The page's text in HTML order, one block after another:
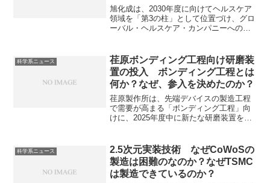
か？
旭化成は、2030年度に向けてヘルスケア
領域を「第3の柱」として位置づけ、グロ
ーバル・ヘルスケア・カンパニーへの変
較し、小さい売り上げになっているもの
の、ヘルスケアは今後の成長のために欠
かせないものとしています。どんな事業
があるのか、なぜヘルスケアに力を入れ
るのかを知ることができます。
科学系ニュース
荏原ボンディング工程向け研磨装
置の投入 ボンディング工程とは
何か？なぜ、参入を決めたのか？
荏原製作所は、先端デバイスの製造工程
で需要が高まる「ボンディング工程」向
けに、2025年度中に新たな研磨装置を市
の一つであり、半導体デバイスが機能す
るために不可欠な工程です。ボンディン
グ工程とは何か、なぜ荏原製作所が参入
を決めたのかを知ることができます。
科学系ニュース
2.5次元実装技術 なぜCoWoSの
製造は困難のなのか？なぜTSMC
は製造できているのか？